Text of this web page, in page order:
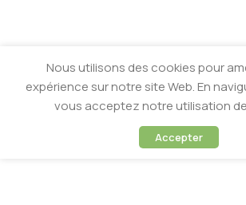
Nous utilisons des cookies pour
expérience sur notre site Web. En
vous acceptez notre utilisation
Accepter